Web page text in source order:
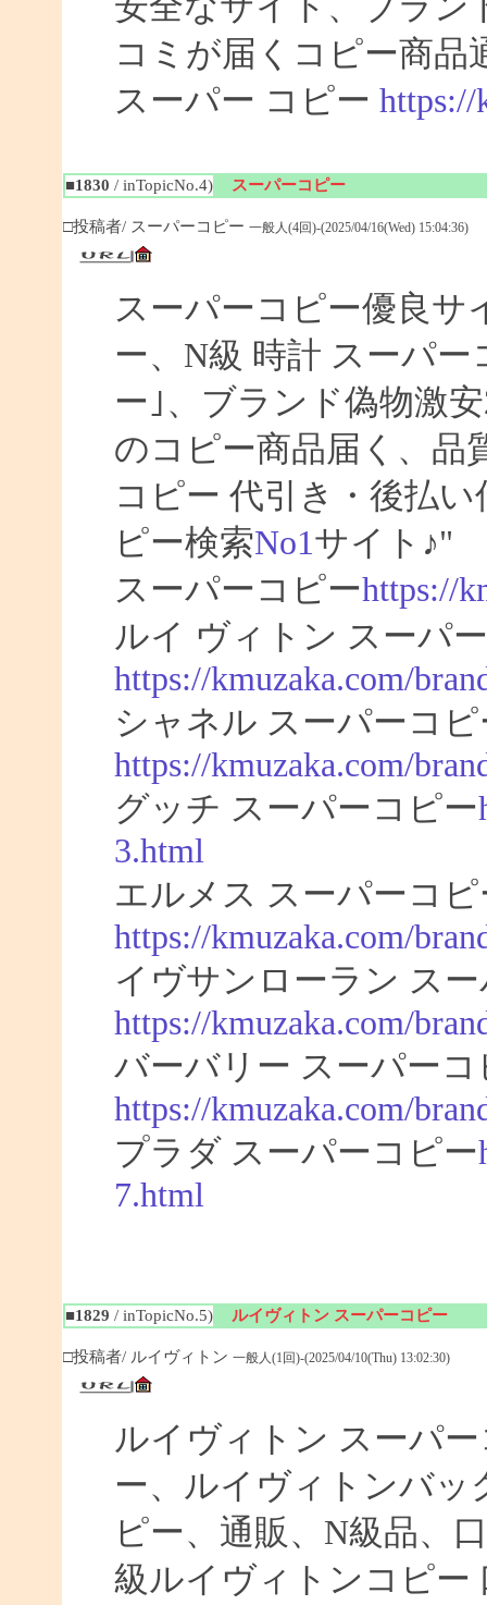
コミが届くコピー商品
スーパー コピー https://
■1830 / inTopicNo.4) スーパーコピー
□投稿者/ スーパーコピー 一般人(4回)-(2025/04/16(Wed) 15:04:36)
スーパーコピー優良サ
ー、N級 時計 スーパ
ー｣、ブランド偽物激
のコピー商品届く、品
コピー 代引き・後払
ピー検索No1サイト♪"
スーパーコピーhttps://
ルイ ヴィトン スーパ
https://kmuzaka.com/
シャネル スーパーコピ
https://kmuzaka.com/
グッチ スーパーコピー
3.html
エルメス スーパーコピ
https://kmuzaka.com/
イヴサンローラン ス
https://kmuzaka.com/
バーバリー スーパーコ
https://kmuzaka.com/
プラダ スーパーコピー
7.html
■1829 / inTopicNo.5) ルイヴィトン スーパーコピー
□投稿者/ ルイヴィトン 一般人(1回)-(2025/04/10(Thu) 13:02:30)
ルイヴィトン スーパ
ー、ルイヴィトンバ
ピー、通販、N級品、
級ルイヴィトンコピー